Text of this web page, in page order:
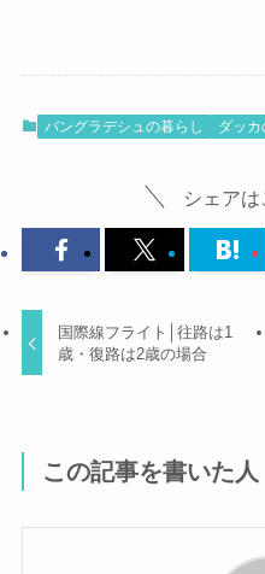
バングラデシュの暮らし ダッ
シェア
国際線フライト│往路は1
歳・復路は2歳の場合
この記事を書いた人